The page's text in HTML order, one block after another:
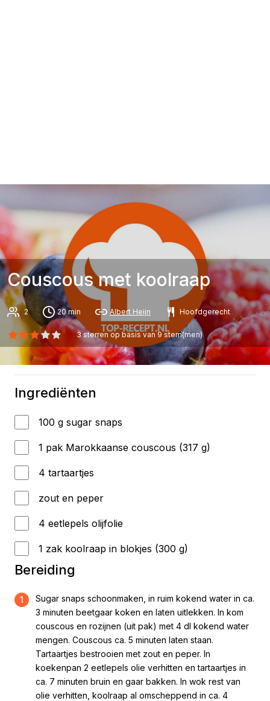
Couscous met koolraap
2 20 min Albert Heijn Hoofdgerecht
3sterren op basis van9stem(men)
Ingrediënten
100 g sugar snaps
1 pak Marokkaanse couscous (317 g)
4 tartaartjes
zout en peper
4 eetlepels olijfolie
1 zak koolraap in blokjes (300 g)
Bereiding
1
Sugar snaps schoonmaken, in ruim kokend water in ca.
3 minuten beetgaar koken en laten uitlekken. In kom
couscous en rozijnen (uit pak) met 4 dl kokend water
mengen. Couscous ca. 5 minuten laten staan.
Tartaartjes bestrooien met zout en peper. In
koekenpan 2 eetlepels olie verhitten en tartaartjes in
ca. 7 minuten bruin en gaar bakken. In wok rest van
olie verhitten, koolraap al omscheppend in ca. 4